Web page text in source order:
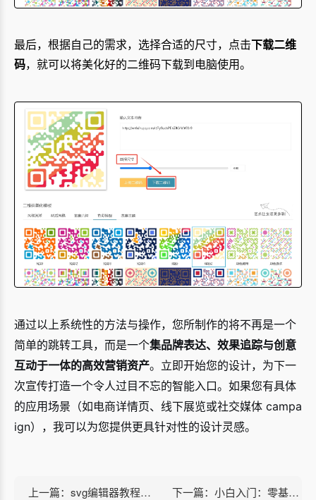
最后，根据自己的需求，选择合适的尺寸，点击下载二维
码，就可以将美化好的二维码下载到电脑使用。
通过以上系统性的方法与操作，您所制作的将不再是一个
简单的跳转工具，而是一个集品牌表达、效果追踪与创意
互动于一体的高效营销资产。立即开始您的设计，为下一
次宣传打造一个令人过目不忘的智能入口。如果您有具体
的应用场景（如电商详情页、线下展览或社交媒体 campa
ign），我可以为您提供更具针对性的设计灵感。
上一篇：svg编辑器教程：斜向层叠斜向移出轮播 下一篇：小白入门：零基础使用在线工具美化制作创意二维码的完整步骤